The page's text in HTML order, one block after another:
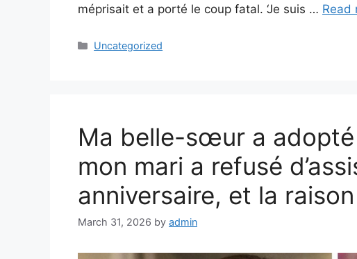
méprisait et a porté le coup fatal. ‘Je suis … Read
Categories
Uncategorized
Ma belle-sœur a
mon mari a refusé
anniversaire, et la
March 31, 2026 by admin